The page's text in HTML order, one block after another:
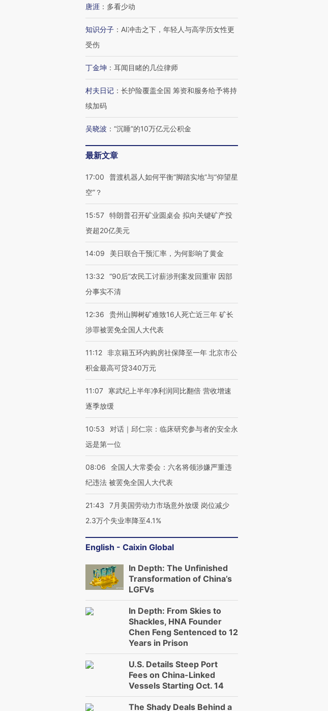
唐涯 ： 多看少动
知识分子 ： AI冲击之下，年轻人与高学历女性更
受伤
丁金坤 ： 耳闻目睹的几位律师
村夫日记 ： 长护险覆盖全国 筹资和服务给予将持
续加码
吴晓波 ： “沉睡”的10万亿元公积金
最新文章
17:00
普渡机器人如何平衡“脚踏实地”与“仰望星
空”？
15:57 特朗普召开矿业圆桌会 拟向关键矿产投
资超20亿美元
14:09 美日联合干预汇率，为何影响了黄金
13:32 “90后”农民工讨薪涉刑案发回重审 因部
分事实不清
12:36
贵州山脚树矿难致16人死亡近三年 矿长
涉罪被罢免全国人大代表
11:12 非京籍五环内购房社保降至一年 北京市公
积金最高可贷340万元
11:07
寒武纪上半年净利润同比翻倍 营收增速
逐季放缓
10:53
对话｜邱仁宗：临床研究参与者的安全永
远是第一位
08:06
全国人大常委会：六名将领涉嫌严重违
纪违法 被罢免全国人大代表
21:43
7月美国劳动力市场意外放缓 岗位减少
2.3万个失业率降至4.1%
English - Caixin Global
In Depth: The Unfinished
Transformation of China’s
LGFVs
In Depth: From Skies to
Shackles, HNA Founder
Chen Feng Sentenced to 12
Years in Prison
U.S. Details Steep Port
Fees on China-Linked
Vessels Starting Oct. 14
The Shady Deals Behind a